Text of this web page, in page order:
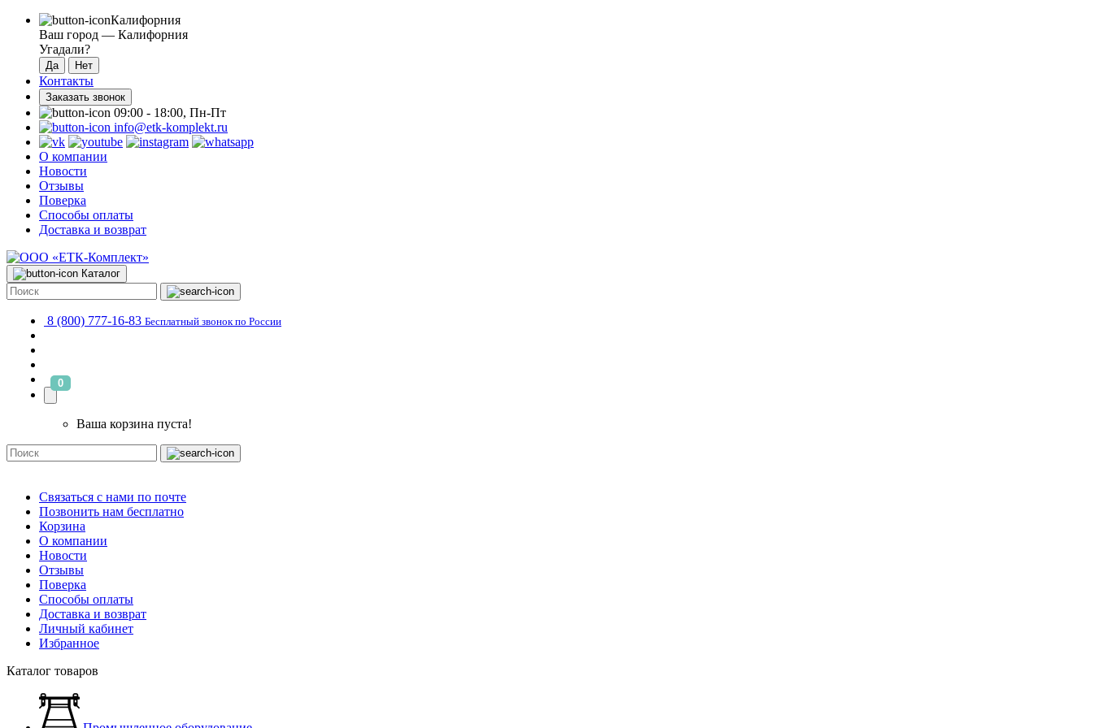
Калифорния
Ваш город — Калифорния
Угадали?
Контакты
Заказать звонок
09:00 - 18:00, Пн-Пт
info@etk-komplekt.ru
О компании
Новости
Отзывы
Поверка
Способы оплаты
Доставка и возврат
Каталог
8 (800) 777-16-83 Бесплатный звонок по России
0
Ваша корзина пуста!
Связаться с нами по почте
Позвонить нам бесплатно
Корзина
О компании
Новости
Отзывы
Поверка
Способы оплаты
Доставка и возврат
Личный кабинет
Избранное
Каталог товаров